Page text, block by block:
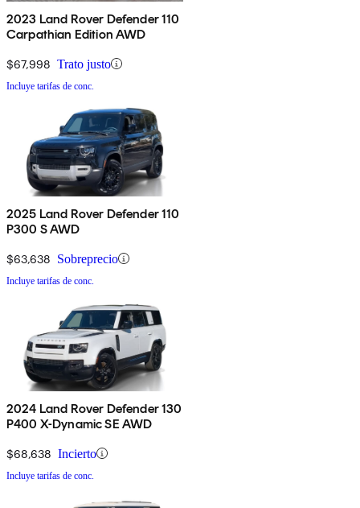
2023 Land Rover Defender 110
Carpathian Edition AWD
$67,998 Trato justo
Incluye tarifas de conc.
2025 Land Rover Defender 110
P300 S AWD
$63,638 Sobreprecio
Incluye tarifas de conc.
2024 Land Rover Defender 130
P400 X-Dynamic SE AWD
$68,638 Incierto
Incluye tarifas de conc.